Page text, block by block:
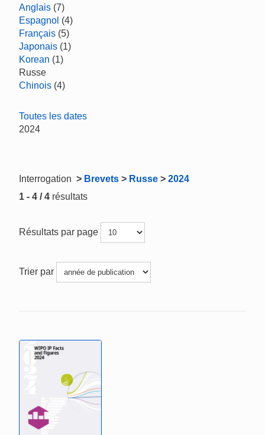
Anglais (7)
Espagnol (4)
Français (5)
Japonais (1)
Korean (1)
Russe
Chinois (4)
Toutes les dates
2024
Interrogation > Brevets > Russe > 2024
1 - 4 / 4 résultats
Résultats par page
Trier par